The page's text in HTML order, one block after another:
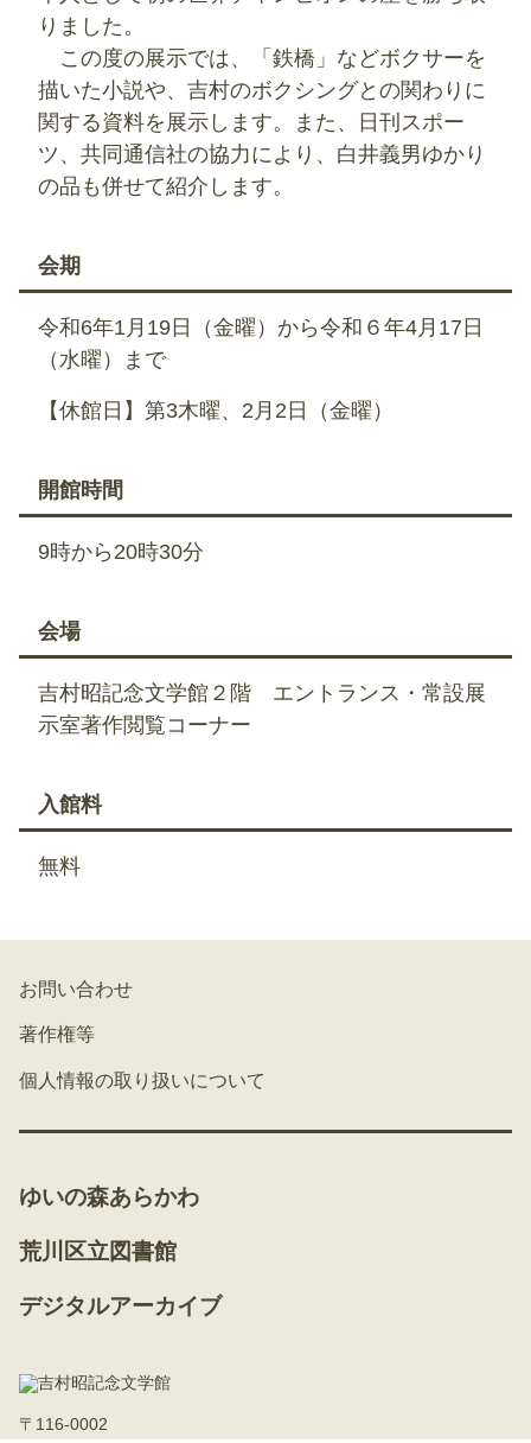
りました。
この度の展示では、「鉄橋」などボクサーを
描いた小説や、吉村のボクシングとの関わりに
関する資料を展示します。また、日刊スポー
ツ、共同通信社の協力により、白井義男ゆかり
の品も併せて紹介します。
会期
令和6年1月19日（金曜）から令和６年4月17日
（水曜）まで
【休館日】第3木曜、2月2日（金曜）
開館時間
9時から20時30分
会場
吉村昭記念文学館２階 エントランス・常設展
示室著作閲覧コーナー
入館料
無料
お問い合わせ
著作権等
個人情報の取り扱いについて
ゆいの森あらかわ
荒川区立図書館
デジタルアーカイブ
〒116-0002